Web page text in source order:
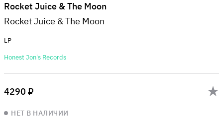
Rocket Juice & The Moon
Rocket Juice & The Moon
LP
Honest Jon's Records
4290 ₽
НЕТ В НАЛИЧИИ